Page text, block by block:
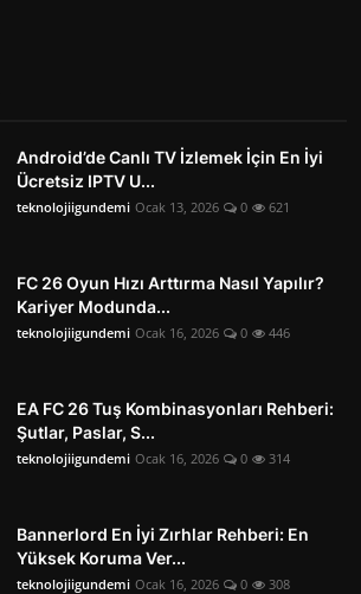
Android’de Canlı TV İzlemek İçin En İyi
Ücretsiz IPTV U...
teknolojiigundemi Ocak 13, 2026 0 621
FC 26 Oyun Hızı Arttırma Nasıl Yapılır?
Kariyer Modunda...
teknolojiigundemi Ocak 16, 2026 0 446
EA FC 26 Tuş Kombinasyonları Rehberi:
Şutlar, Paslar, S...
teknolojiigundemi Ocak 16, 2026 0 314
Bannerlord En İyi Zırhlar Rehberi: En
Yüksek Koruma Ver...
teknolojiigundemi Ocak 16, 2026 0 308